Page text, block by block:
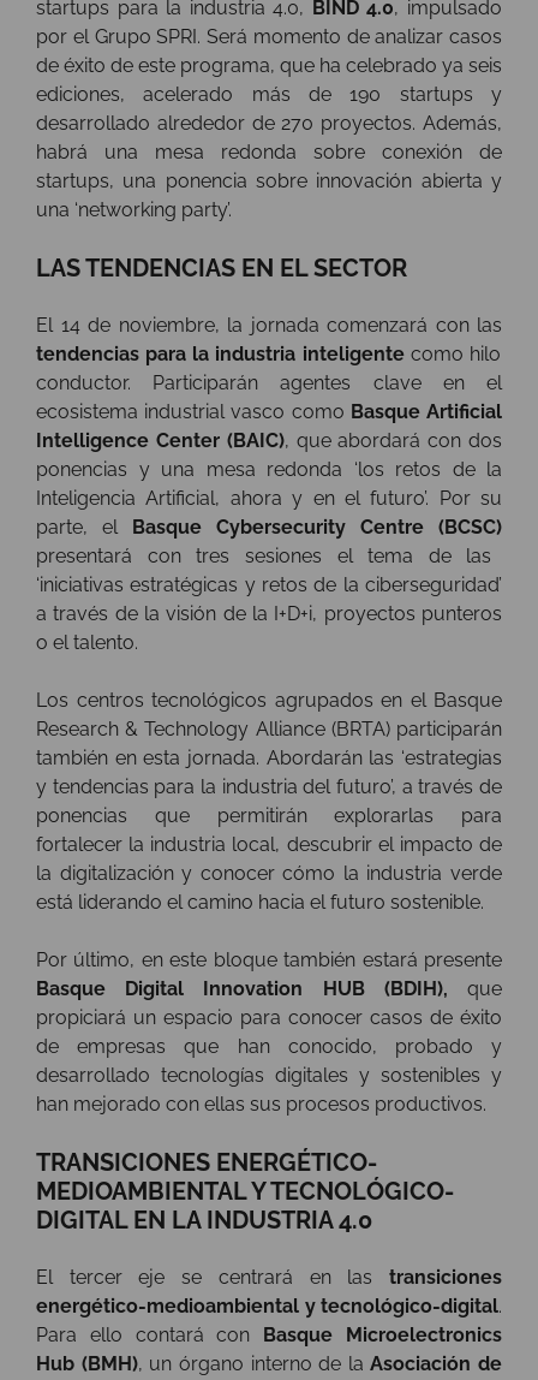
startups para la industria 4.0, BIND 4.0, impulsado
por el Grupo SPRI. Será momento de analizar casos
de éxito de este programa, que ha celebrado ya seis
ediciones, acelerado más de 190 startups y
desarrollado alrededor de 270 proyectos. Además,
habrá una mesa redonda sobre conexión de
startups, una ponencia sobre innovación abierta y
una ‘networking party’.
LAS TENDENCIAS EN EL SECTOR
El 14 de noviembre, la jornada comenzará con las
tendencias para la industria inteligente como hilo
conductor. Participarán agentes clave en el
ecosistema industrial vasco como Basque Artificial
Intelligence Center (BAIC), que abordará con dos
ponencias y una mesa redonda ‘los retos de la
Inteligencia Artificial, ahora y en el futuro’. Por su
parte, el
Basque Cybersecurity Centre (BCSC)
presentará con tres sesiones el tema de las
‘iniciativas estratégicas y retos de la ciberseguridad’
a través de la visión de la I+D+i, proyectos punteros
o el talento.
Los centros tecnológicos agrupados en el Basque
Research & Technology Alliance (BRTA) participarán
también en esta jornada. Abordarán las ‘estrategias
y tendencias para la industria del futuro’, a través de
ponencias que permitirán explorarlas para
fortalecer la industria local, descubrir el impacto de
la digitalización y conocer cómo la industria verde
está liderando el camino hacia el futuro sostenible.
Por último, en este bloque también estará presente
Basque Digital Innovation HUB (BDIH), que
propiciará un espacio para conocer casos de éxito
de empresas que han conocido, probado y
desarrollado tecnologías digitales y sostenibles y
han mejorado con ellas sus procesos productivos.
TRANSICIONES ENERGÉTICO-
MEDIOAMBIENTAL Y TECNOLÓGICO-
DIGITAL EN LA INDUSTRIA 4.0
El tercer eje se centrará en las transiciones
energético-medioambiental y tecnológico-digital.
Para ello contará con Basque Microelectronics
Hub (BMH), un órgano interno de la Asociación de